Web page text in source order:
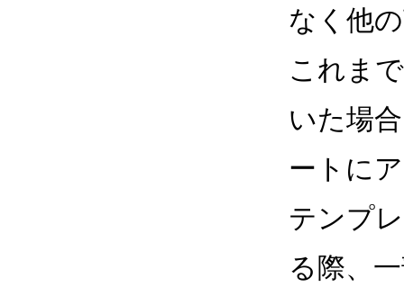
なく他
これま
いた場
ートに
テンプ
る際、